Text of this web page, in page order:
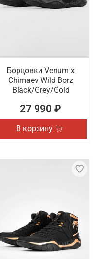
Осуществляется
Борцовки Venum x
Chimaev Wild Borz
Black/Grey/Gold
27 990 ₽
В корзину